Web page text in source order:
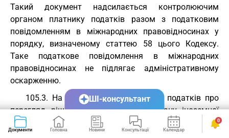
Такий документ надсилається контролюючим
органом платнику податків разом з податковим
повідомленням в міжнародних правовідносинах у
порядку, визначеному статтею 58 цього Кодексу.
Таке податкове повідомлення в міжнародних
правовідносинах не підлягає адміністративному
оскарженню.
105.3. На розгляд заяв платників податків про
перегляд рішення компетентного органу іноземної
держави не поширюються норми статті 56 цього
Кодексу.
Документи Головна Новини Консультації Календар Сервіси
0
ШІ-консультант